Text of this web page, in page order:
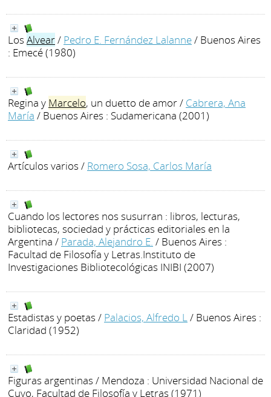
Los Alvear/ Pedro E. Fernández Lalanne/ Buenos Aires
: Emecé (1980)
Regina y Marcelo, un duetto de amor/ Cabrera, Ana
María / Buenos Aires : Sudamericana (2001)
Artículos varios / Romero Sosa, Carlos María
Cuando los lectores nos susurran : libros, lecturas,
bibliotecas, sociedad y prácticas editoriales en la
Argentina / Parada, Alejandro E. / Buenos Aires :
Facultad de Filosofía y Letras.Instituto de
Investigaciones Bibliotecológicas INIBI (2007)
Estadistas y poetas / Palacios, Alfredo L/ Buenos Aires :
Claridad (1952)
Figuras argentinas / Mendoza : Universidad Nacional de
Cuyo, Facultad de Filosofía y Letras (1971)